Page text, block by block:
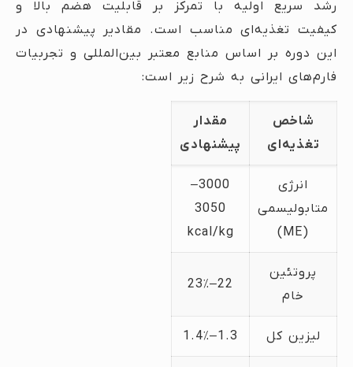
رشد سریع اولیه با تمرکز بر قابلیت هضم بالا و
کیفیت تغذیه‌ای مناسب است. مقادیر پیشنهادی در
این دوره بر اساس منابع معتبر بین‌المللی و تجربیات
فارم‌های ایرانی به شرح زیر است:
شاخص
تغذیه‌ای
مقدار
پیشنهادی
انرژی
متابولیسمی
(ME)
3000–
3050
kcal/kg
پروتئین
خام
22–23٪
لیزین کل 1.3–1.4٪